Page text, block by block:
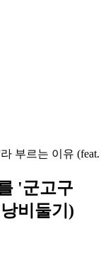
'군고구
비둘기)